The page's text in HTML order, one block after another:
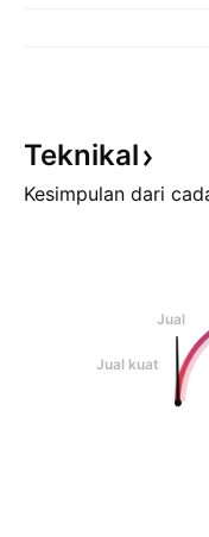
Teknikal
Kesimpulan dari
Jual
Jual kuat